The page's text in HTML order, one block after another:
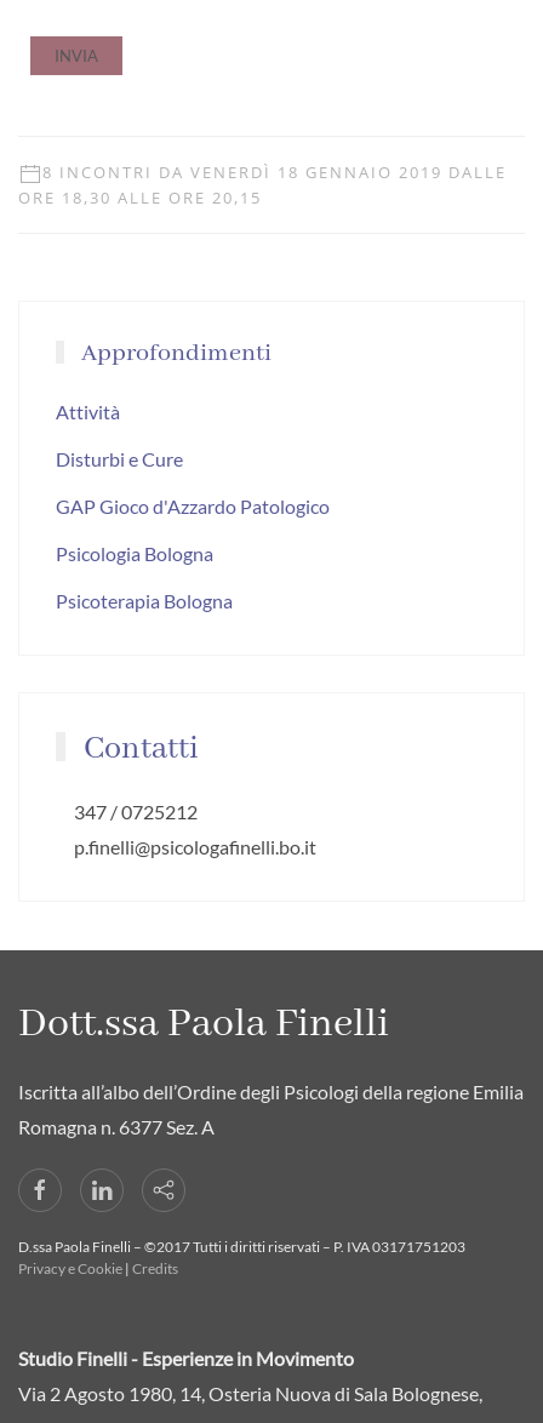
8 INCONTRI DA VENERDÌ 18 GENNAIO 2019 DALLE
ORE 18,30 ALLE ORE 20,15
Approfondimenti
Attività
Disturbi e Cure
GAP Gioco d'Azzardo Patologico
Psicologia Bologna
Psicoterapia Bologna
Contatti
347 / 0725212
p.finelli@psicologafinelli.bo.it
Dott.ssa Paola Finelli
Iscritta all’albo dell’Ordine degli Psicologi della regione Emilia
Romagna n. 6377 Sez. A
D.ssa Paola Finelli – ©2017 Tutti i diritti riservati – P. IVA 03171751203
Privacy e Cookie | Credits
Studio Finelli - Esperienze in Movimento
Via 2 Agosto 1980, 14, Osteria Nuova di Sala Bolognese,